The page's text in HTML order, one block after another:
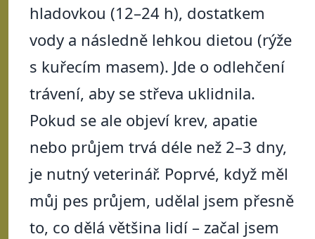
hladovkou (12–24 h), dostatkem
vody a následně lehkou dietou (rýže
s kuřecím masem). Jde o odlehčení
trávení, aby se střeva uklidnila.
Pokud se ale objeví krev, apatie
nebo průjem trvá déle než 2–3 dny,
je nutný veterinář. Poprvé, když měl
můj pes průjem, udělal jsem přesně
to, co dělá většina lidí – začal jsem